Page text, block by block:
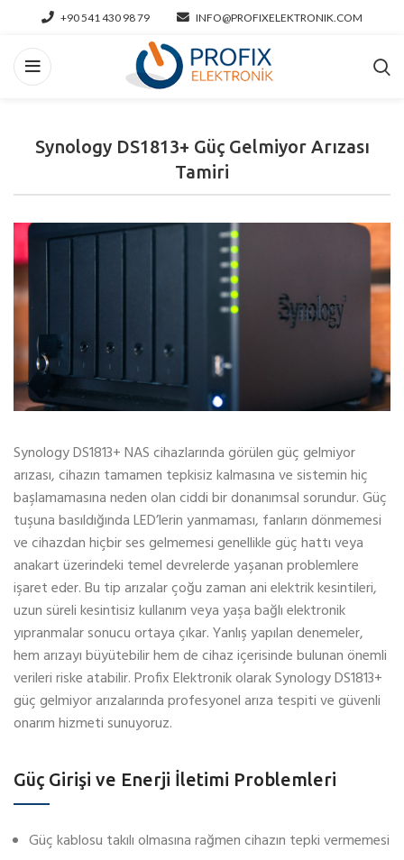
+90 541 430 98 79 INFO@PROFIXELEKTRONIK.COM
Synology DS1813+ Güç Gelmiyor Arızası
Tamiri
Synology DS1813+ NAS cihazlarında görülen güç gelmiyor
arızası, cihazın tamamen tepkisiz kalmasına ve sistemin hiç
başlamamasına neden olan ciddi bir donanımsal sorundur. Güç
tuşuna basıldığında LED’lerin yanmaması, fanların dönmemesi
ve cihazdan hiçbir ses gelmemesi genellikle güç hattı veya
anakart üzerindeki temel devrelerde yaşanan problemlere
işaret eder. Bu tip arızalar çoğu zaman ani elektrik kesintileri,
uzun süreli kesintisiz kullanım veya yaşa bağlı elektronik
yıpranmalar sonucu ortaya çıkar. Yanlış yapılan denemeler,
hem arızayı büyütebilir hem de cihaz içerisinde bulunan önemli
verileri riske atabilir. Profix Elektronik olarak Synology DS1813+
güç gelmiyor arızalarında profesyonel arıza tespiti ve güvenli
onarım hizmeti sunuyoruz.
Güç Girişi ve Enerji İletimi Problemleri
Güç kablosu takılı olmasına rağmen cihazın tepki vermemesi